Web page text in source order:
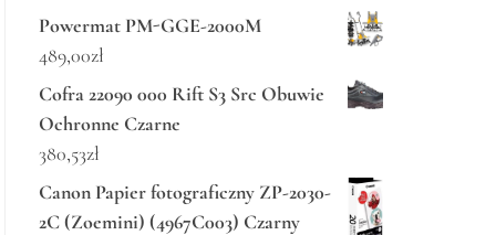
Powermat PM-GGE-2000M
489,00zł
Cofra 22090 000 Rift S3 Src Obuwie
Ochronne Czarne
380,53zł
Canon Papier fotograficzny ZP-2030-
2C (Zoemini) (4967C003) Czarny